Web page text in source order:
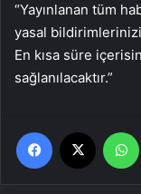
“Yayınlanan tüm
yasal
En kısa süre
sağlanılacaktır.”
Facebook